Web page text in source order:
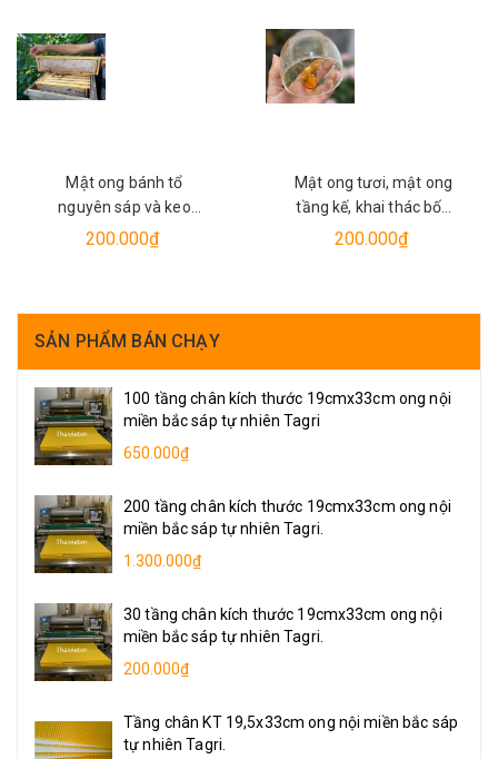
Mật ong bánh tổ
nguyên sáp và keo
ong (comhoney)
200.000₫
Mật ong tươi, mật ong
tầng kế, khai thác bốn
mùa hoa.
200.000₫
SẢN PHẨM BÁN CHẠY
100 tầng chân kích thước 19cmx33cm ong nội
miền bắc sáp tự nhiên Tagri
650.000₫
200 tầng chân kích thước 19cmx33cm ong nội
miền bắc sáp tự nhiên Tagri.
1.300.000₫
30 tầng chân kích thước 19cmx33cm ong nội
miền bắc sáp tự nhiên Tagri.
200.000₫
Tầng chân KT 19,5x33cm ong nội miền bắc sáp
tự nhiên Tagri.